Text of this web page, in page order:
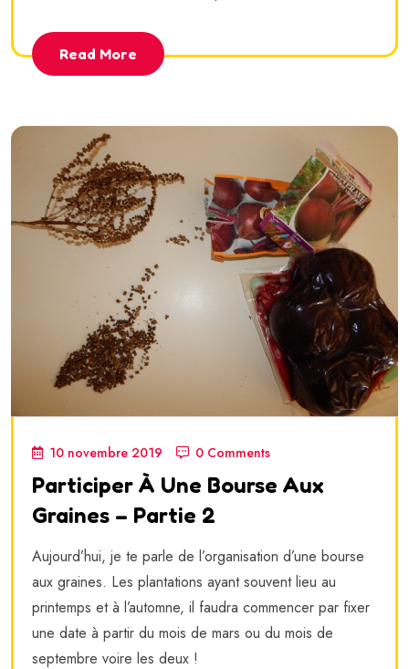
Read More
10 novembre 2019 0 Comments
Participer À Une Bourse Aux
Graines – Partie 2
Aujourd’hui, je te parle de l’organisation d’une bourse
aux graines. Les plantations ayant souvent lieu au
printemps et à l’automne, il faudra commencer par fixer
une date à partir du mois de mars ou du mois de
septembre voire les deux !